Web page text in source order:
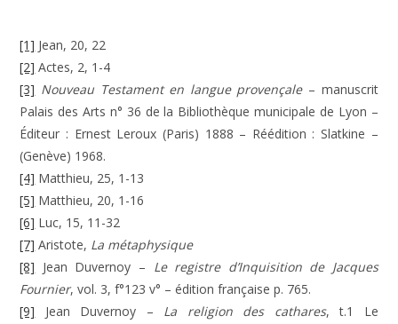
[1] Jean, 20, 22
[2] Actes, 2, 1-4
[3] Nouveau Testament en langue provençale– manuscrit
Palais des Arts n° 36 de la Bibliothèque municipale de Lyon –
Éditeur : Ernest Leroux (Paris) 1888 – Réédition : Slatkine –
(Genève) 1968.
[4] Matthieu, 25, 1-13
[5] Matthieu, 20, 1-16
[6] Luc, 15, 11-32
[7] Aristote, La métaphysique
[8] Jean Duvernoy – Le registre d’Inquisition de Jacques
Fournier, vol. 3, f°123 v° – édition française p. 765.
[9] Jean Duvernoy – La religion des cathares, t.1 Le